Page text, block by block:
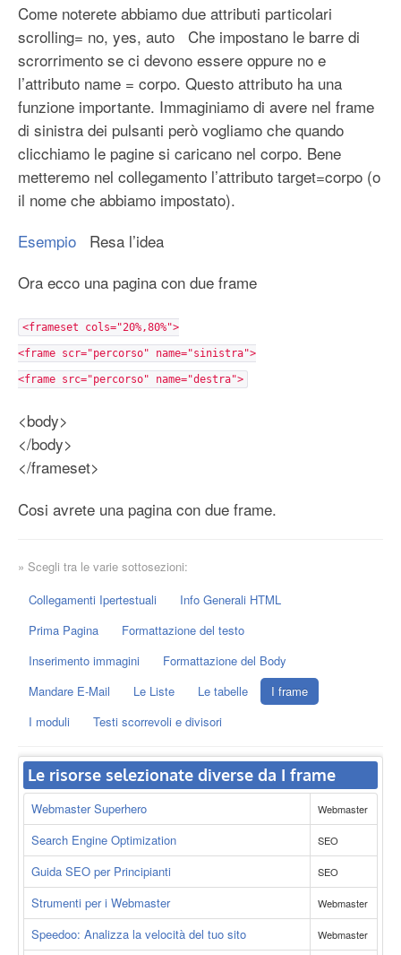
Come noterete abbiamo due attributi particolari
scrolling= no, yes, auto Che impostano le barre di
scrorrimento se ci devono essere oppure no e
l’attributo name = corpo. Questo attributo ha una
funzione importante. Immaginiamo di avere nel frame
di sinistra dei pulsanti però vogliamo che quando
clicchiamo le pagine si caricano nel corpo. Bene
metteremo nel collegamento l’attributo target=corpo (o
il nome che abbiamo impostato).
Esempio Resa l’idea
Ora ecco una pagina con due frame
<frameset cols="20%,80%">
<frame scr="percorso" name="sinistra">
<frame src="percorso" name="destra">
<body>
</body>
</frameset>
Cosi avrete una pagina con due frame.
» Scegli tra le varie sottosezioni:
Collegamenti Ipertestuali
Info Generali HTML
Prima Pagina
Formattazione del testo
Inserimento immagini
Formattazione del Body
Mandare E-Mail
Le Liste Le tabelle
I frame
I moduli
Testi scorrevoli e divisori
Le risorse selezionate diverse da I frame
Webmaster Superhero Webmaster
Search Engine Optimization SEO
Guida SEO per Principianti SEO
Strumenti per i Webmaster Webmaster
Speedoo: Analizza la velocità del tuo sito Webmaster